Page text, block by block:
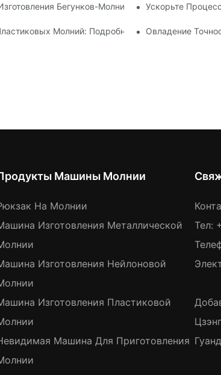
Застежек-МолнийБегунков-Молний Для Нужд Вашего
Ускорьте
Застежек-МолнийМолний: Подробное Руководство По
Овладение
Машины Молнии
На Молнии
Изготовления Металлической
Изготовления Нейлоновой
Изготовления Пластиковой
Машина Для Приготовления
Тел: